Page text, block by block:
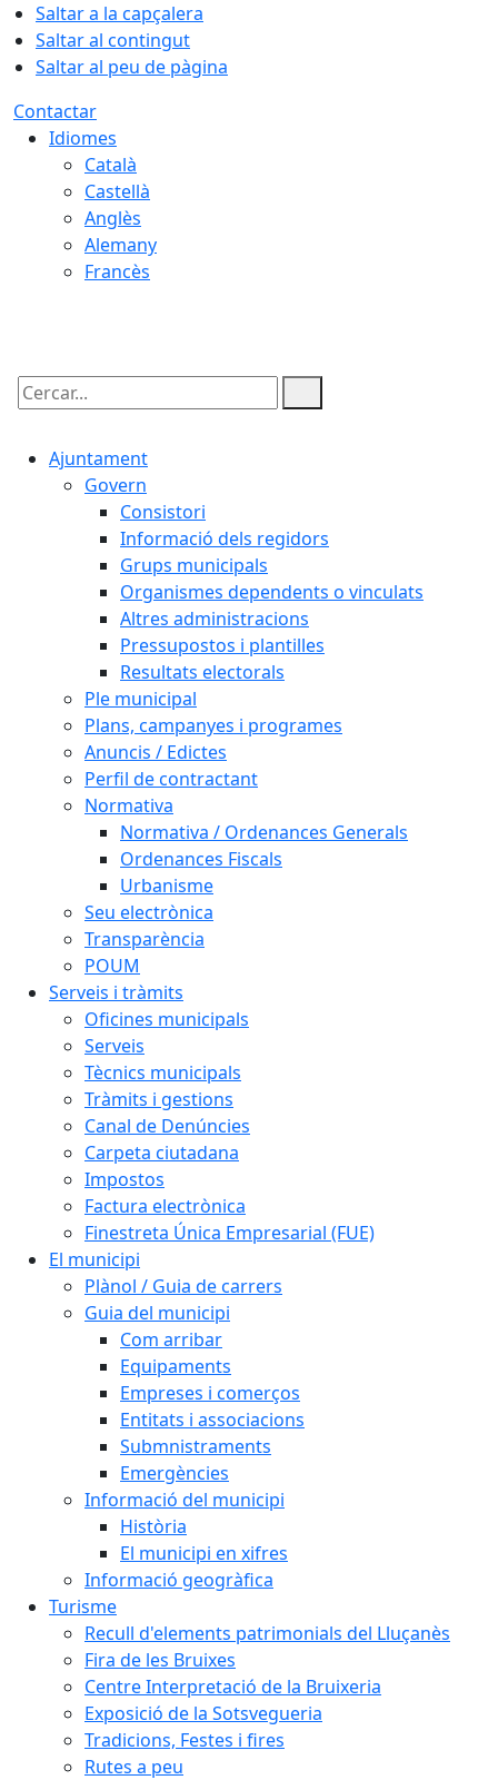
Saltar a la capçalera
Saltar al contingut
Saltar al peu de pàgina
Contactar
Idiomes
Català
Castellà
Anglès
Alemany
Francès
Cercar:
Ajuntament
Govern
Consistori
Informació dels regidors
Grups municipals
Organismes dependents o vinculats
Altres administracions
Pressupostos i plantilles
Resultats electorals
Ple municipal
Plans, campanyes i programes
Anuncis / Edictes
Perfil de contractant
Normativa
Normativa / Ordenances Generals
Ordenances Fiscals
Urbanisme
Seu electrònica
Transparència
POUM
Serveis i tràmits
Oficines municipals
Serveis
Tècnics municipals
Tràmits i gestions
Canal de Denúncies
Carpeta ciutadana
Impostos
Factura electrònica
Finestreta Única Empresarial (FUE)
El municipi
Plànol / Guia de carrers
Guia del municipi
Com arribar
Equipaments
Empreses i comerços
Entitats i associacions
Submnistraments
Emergències
Informació del municipi
Història
El municipi en xifres
Informació geogràfica
Turisme
Recull d'elements patrimonials del Lluçanès
Fira de les Bruixes
Centre Interpretació de la Bruixeria
Exposició de la Sotsvegueria
Tradicions, Festes i fires
Rutes a peu